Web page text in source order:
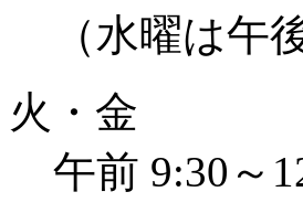
（水曜は午
火・金
午前 9:30～